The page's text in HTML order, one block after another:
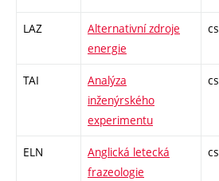
LAZ
Alternativní zdroje
energie
cs
TAI
Analýza
inženýrského
experimentu
cs
ELN
Anglická letecká
frazeologie
cs